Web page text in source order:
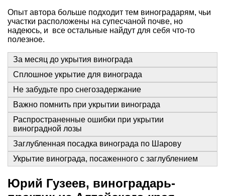
Опыт автора больше подходит тем виноградарям, чьи
участки расположены на супесчаной почве, но
надеюсь, и все остальные найдут для себя что-то
полезное.
За месяц до укрытия винограда
Сплошное укрытие для винограда
Не забудьте про снегозадержание
Важно помнить при укрытии винограда
Распространенные ошибки при укрытии
виноградной лозы
Заглубленная посадка винограда по Шарову
Укрытие винограда, посаженного с заглублением
Юрий Гузеев, виноградарь-